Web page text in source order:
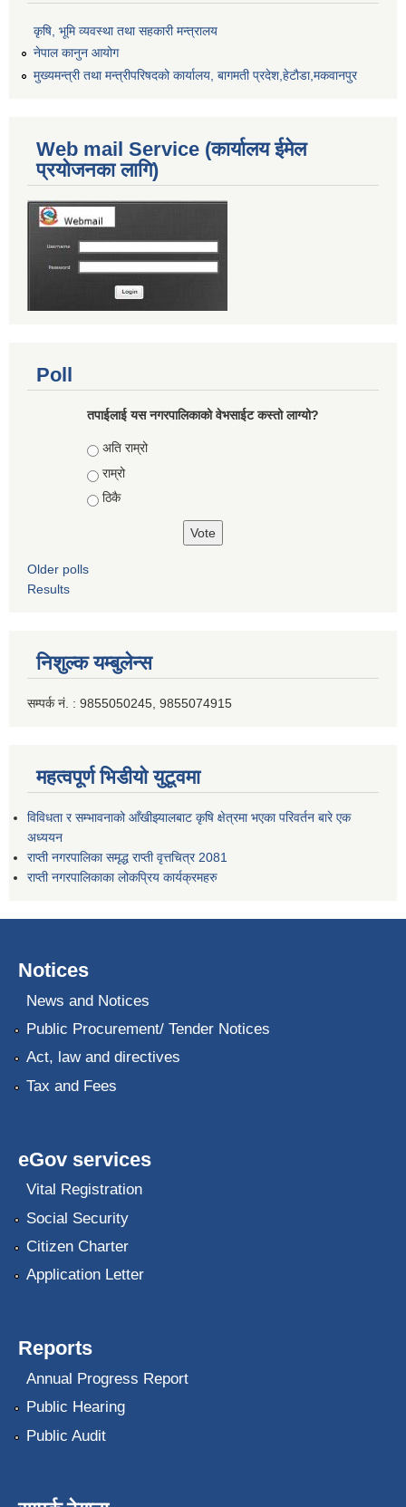
कृषि, भूमि व्यवस्था तथा सहकारी मन्त्रालय
नेपाल कानुन आयोग
मुख्यमन्त्री तथा मन्त्रीपरिषदको कार्यालय, बागमती प्रदेश,हेटाैडा,मकवानपुर
Web mail Service (कार्यालय ईमेल
प्रयोजनका लागि)
Poll
तपाईलाई यस नगरपालिकाको वेभसाईट कस्तो लाग्यो?
Choices
अति राम्रो
राम्रो
ठिकै
Older polls
Results
निशुल्क यम्बुलेन्स
सम्पर्क नं. : 9855050245, 9855074915
महत्वपूर्ण भिडीयो युटूवमा
विविधता र सम्भावनाको आँखीझ्यालबाट कृषि क्षेत्रमा भएका परिवर्तन बारे एक
अध्ययन
राप्ती नगरपालिका समृद्ध राप्ती वृत्तचित्र 2081
राप्ती नगरपालिकाका लोकप्रिय कार्यक्रमहरु
Notices
News and Notices
Public Procurement/ Tender Notices
Act, law and directives
Tax and Fees
eGov services
Vital Registration
Social Security
Citizen Charter
Application Letter
Reports
Annual Progress Report
Public Hearing
Public Audit